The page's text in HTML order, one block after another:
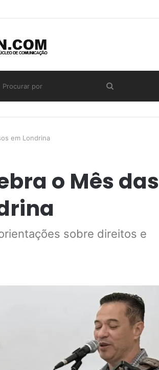
em Londrina
o Mês das
sobre direitos e